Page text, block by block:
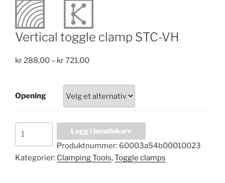
Vertical toggle clamp STC-VH
kr288,00 – kr721,00Price
kr 288,00
through
kr 721,00
Opening
clamp
STC-
Legg i handlekurv
Produktnummer: 60003a54b00010023
Kategorier: Clamping Tools,Toggle clamps